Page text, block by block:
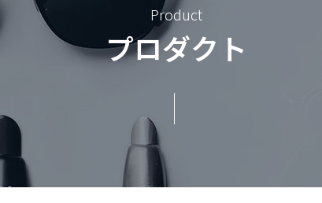
Product
プロダクト